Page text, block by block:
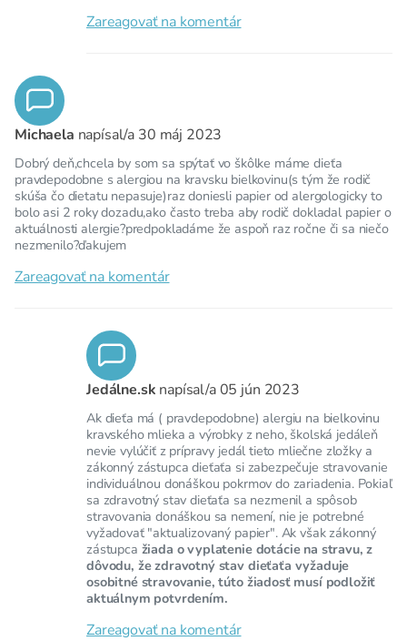
Zareagovať na komentár
Michaela napísal/a 30 máj 2023
Dobrý deň,chcela by som sa spýtať vo škôlke máme dieťa
pravdepodobne s alergiou na kravsku bielkovinu(s tým že rodič
skúša čo dietatu nepasuje)raz doniesli papier od alergologicky to
bolo asi 2 roky dozadu,ako často treba aby rodič dokladal papier o
aktuálnosti alergie?predpokladáme že aspoň raz ročne či sa niečo
nezmenilo?ďakujem
Zareagovať na komentár
Jedálne.sk napísal/a05 jún 2023
Ak dieťa má ( pravdepodobne) alergiu na bielkovinu
kravského mlieka a výrobky z neho, školská jedáleň
nevie vylúčiť z prípravy jedál tieto mliečne zložky a
zákonný zástupca dieťaťa si zabezpečuje stravovanie
individuálnou donáškou pokrmov do zariadenia. Pokiaľ
sa zdravotný stav dieťaťa sa nezmenil a spôsob
stravovania donáškou sa nemení, nie je potrebné
vyžadovať "aktualizovaný papier". Ak však zákonný
zástupca žiada o vyplatenie dotácie na stravu, z
dôvodu, že zdravotný stav dieťaťa vyžaduje
osobitné stravovanie, túto žiadosť musí podložiť
aktuálnym potvrdením.
Zareagovať na komentár